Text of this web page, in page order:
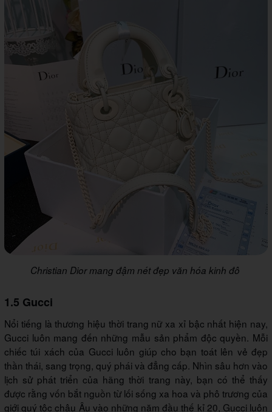
Christian Dior mang đậm nét đẹp văn hóa kinh đô
1.5 Gucci
Nổi tiếng là thương hiệu thời trang nữ xa xỉ bậc nhất hiện nay,
Gucci luôn mang đến những mẫu sản phẩm độc quyền. Mỗi
chiếc túi xách của Gucci luôn giúp cho bạn toát lên vẻ đẹp
thần thái, sang trọng, quý phái và đẳng cấp. Nhìn sâu hơn vào
lịch sử phát triển của hãng thời trang này, bạn có thể thấy
được rằng vốn bắt nguồn từ lối sống xa hoa và phô trương của
giới quý tộc châu Âu vào những năm đầu thế kỉ 20, Gucci luôn